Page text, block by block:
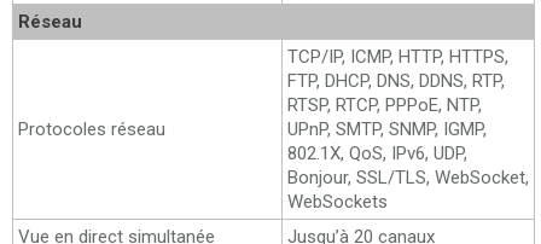
Réseau
Protocoles réseau
TCP/IP, ICMP, HTTP, HTTPS,
FTP, DHCP, DNS, DDNS, RTP,
RTSP, RTCP, PPPoE, NTP,
UPnP, SMTP, SNMP, IGMP,
802.1X, QoS, IPv6, UDP,
Bonjour, SSL/TLS, WebSocket,
WebSockets
Vue en direct simultanée
Jusqu’à 20 canaux